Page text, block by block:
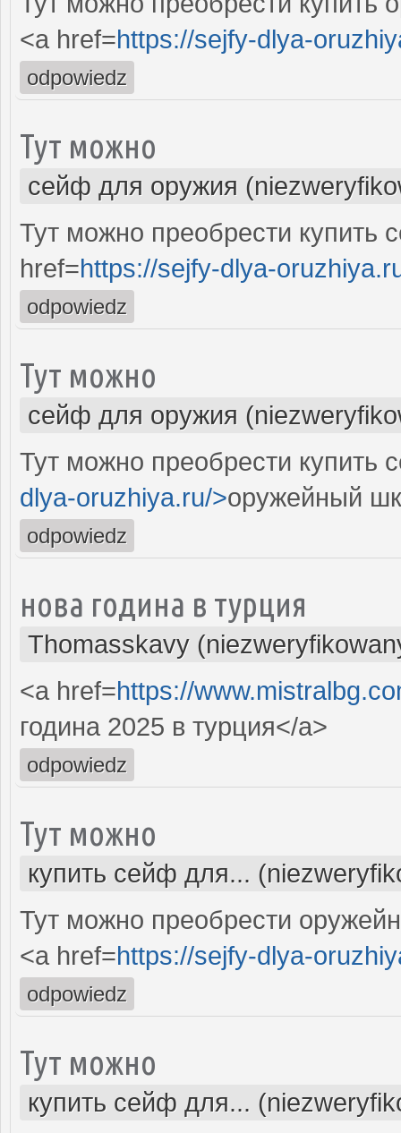
<a href=https://sejfy-dlya-
odpowiedz
Тут можно
сейф для оружия
Тут можно преобрести купить
href=https://sejfy-dlya-
odpowiedz
Тут можно
сейф для оружия
Тут можно преобрести купить
dlya-oruzhiya.ru/>оружейный
odpowiedz
нова година в турция
Thomasskavy
<a href=https://
година 2025 в турция</a>
odpowiedz
Тут можно
купить сейф для...
Тут можно преобрести
<a href=https://sejfy-dlya-
odpowiedz
Тут можно
купить сейф для...